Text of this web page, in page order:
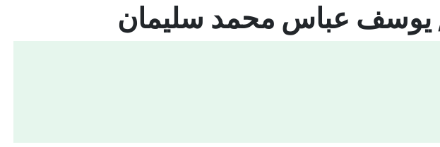
يوسف عباس محمد سليمان